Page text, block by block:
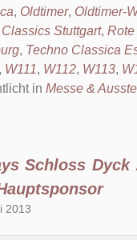
, Oldtimer, Oldtimer-
Stuttgart, Rote
, Techno Classica
, W111, W112, W113,
in Messe &
Schloss Dyck
2013